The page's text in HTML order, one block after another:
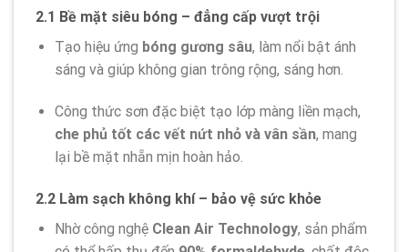
2.1 Bề mặt siêu bóng – đẳng cấp vượt trội
Tạo hiệu ứng bóng gương sâu, làm nổi bật ánh
sáng và giúp không gian trông rộng, sáng hơn.
Công thức sơn đặc biệt tạo lớp màng liền mạch,
che phủ tốt các vết nứt nhỏ và vân sần, mang
lại bề mặt nhẵn mịn hoàn hảo.
2.2 Làm sạch không khí – bảo vệ sức khỏe
Nhờ công nghệ Clean Air Technology, sản phẩm